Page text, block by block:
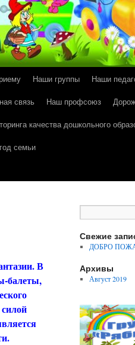
Наши группы
Наши
связь Наш профсоюз
качества дошкольного
семьи
–
В
балеты,
Свежие
ДОБРО
Архивы
Август 2019